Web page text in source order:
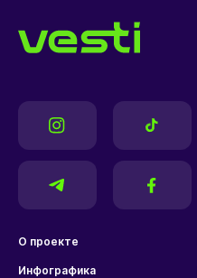
О проекте
Инфографика